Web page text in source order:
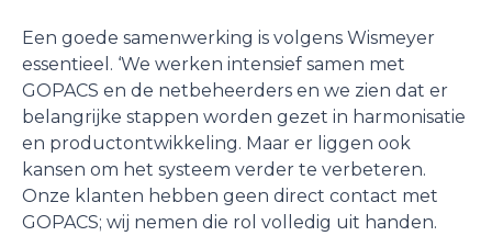
Een goede samenwerking is volgens Wismeyer
essentieel. ‘We werken intensief samen met
GOPACS en de netbeheerders en we zien dat er
belangrijke stappen worden gezet in harmonisatie
en productontwikkeling. Maar er liggen ook
kansen om het systeem verder te verbeteren.
Onze klanten hebben geen direct contact met
GOPACS; wij nemen die rol volledig uit handen.